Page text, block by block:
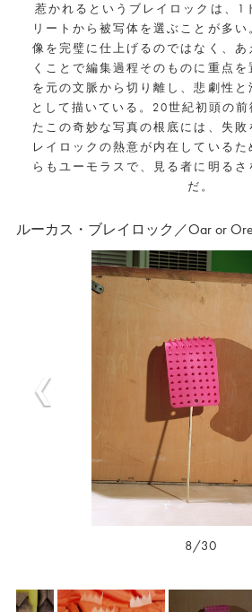
惹かれるというブレイロックは、1
リートから被写体を選ぶことが多
像を完璧に仕上げるのではなく、あ
くことで編集過程そのものに重点
を元の文脈から切り離し、悲劇性
として描いている。20世紀初頭の
たこの奇妙な写真の根底には、失
レイロックの熱意が内在している
らもユーモラスで、見る者に明る
だ。
ルーカス・ブレイロック／Oar or Ore
8/30